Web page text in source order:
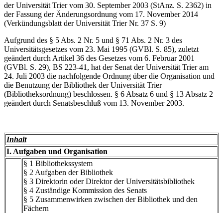
der Universität Trier vom 30. September 2003 (StAnz. S. 2362) in
der Fassung der Änderungsordnung vom 17. November 2014
(Verkündungsblatt der Universität Trier Nr. 37 S. 9)
Aufgrund des § 5 Abs. 2 Nr. 5 und § 71 Abs. 2 Nr. 3 des
Universitätsgesetzes vom 23. Mai 1995 (GVBl. S. 85), zuletzt
geändert durch Artikel 36 des Gesetzes vom 6. Februar 2001
(GVBl. S. 29), BS 223-41, hat der Senat der Universität Trier am
24. Juli 2003 die nachfolgende Ordnung über die Organisation und
die Benutzung der Bibliothek der Universität Trier
(Bibliotheksordnung) beschlossen. § 6 Absatz 6 und § 13 Absatz 2
geändert durch Senatsbeschluß vom 13. November 2003.
Inhalt
I. Aufgaben und Organisation
§ 1 Bibliothekssystem
§ 2 Aufgaben der Bibliothek
§ 3 Direktorin oder Direktor der Universitätsbibliothek
§ 4 Zuständige Kommission des Senats
§ 5 Zusammenwirken zwischen der Bibliothek und den
Fächern